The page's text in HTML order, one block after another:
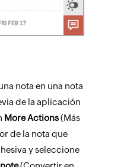
nota en una nota
de la aplicación
More Actions(Más
de la nota que
y seleccione